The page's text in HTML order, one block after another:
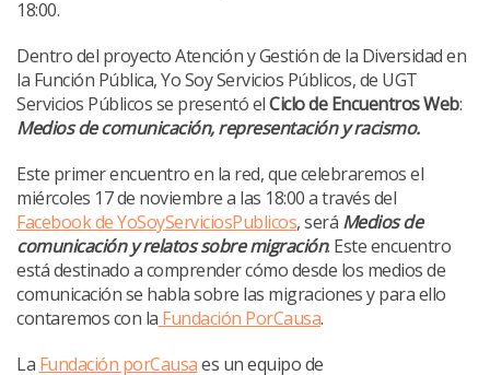
18:00.
Dentro del proyecto Atención y Gestión de la Diversidad en
la Función Pública, Yo Soy Servicios Públicos, de UGT
Servicios Públicos se presentó elCiclo de Encuentros Web:
Medios de comunicación, representación y racismo.
Este primer encuentro en la red, que celebraremos el
miércoles 17 de noviembre a las 18:00 a través del
Facebook de YoSoyServiciosPublicos, será Medios de
comunicación y relatos sobre migración. Este encuentro
está destinado a comprender cómo desde los medios de
comunicación se habla sobre las migraciones y para ello
contaremos con la Fundación PorCausa.
La Fundación porCausaes un equipo de